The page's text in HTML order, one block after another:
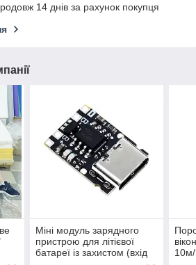
14 днів за рахунок покупця
Міні модуль зарядного
пристрою для літієвої
батареї із захистом (вхід